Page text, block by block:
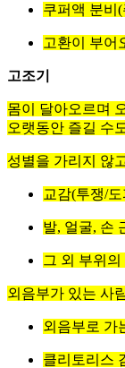
쿠퍼액 분비
고환이 부어
고조기
몸이 달아오르며
오랫동안 즐길 수
성별을 가리지 않
교감(투쟁/
발, 얼굴, 손
그 외 부위
외음부가 있는 사
외음부로 가
클리토리스